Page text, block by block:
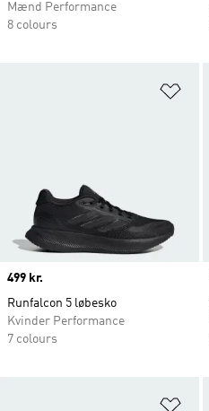
Mænd Performance
8 colours
Price
499 kr.
Runfalcon 5 løbesko
Kvinder Performance
7 colours